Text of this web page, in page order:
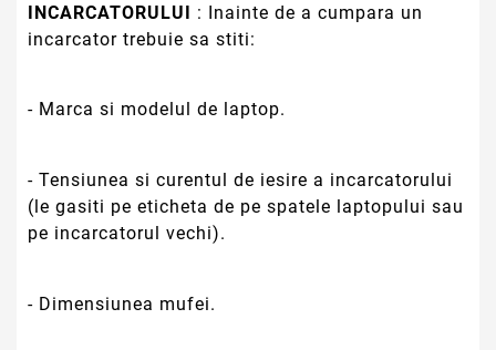
INCARCATORULUI : Inainte de a cumpara un
incarcator trebuie sa stiti:
- Marca si modelul de laptop.
- Tensiunea si curentul de iesire a incarcatorului
(le gasiti pe eticheta de pe spatele laptopului sau
pe incarcatorul vechi).
- Dimensiunea mufei.